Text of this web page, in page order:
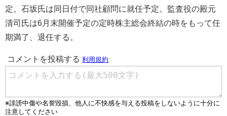
定。石坂氏は同日付で同社顧問に就任予定。監査役の殿元
清司氏は6月末開催予定の定時株主総会終結の時をもって任
期満了、退任する。